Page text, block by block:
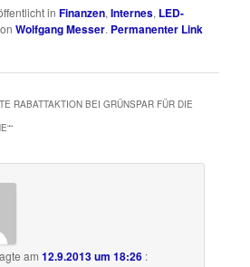
inFinanzen,Internes, LED-
Wolfgang Messer. Permanenter Link
RABATTAKTION BEI GRÜNSPAR FÜR DIE
“
am12.9.2013 um 18:26 :